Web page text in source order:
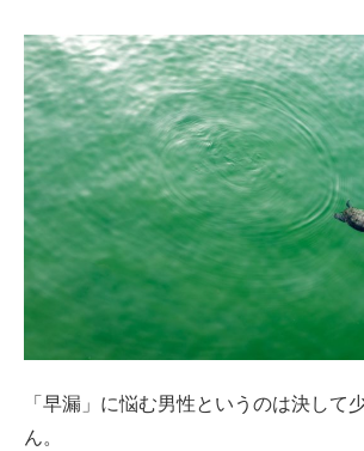
「早漏」に悩む男性というのは決して
ん。